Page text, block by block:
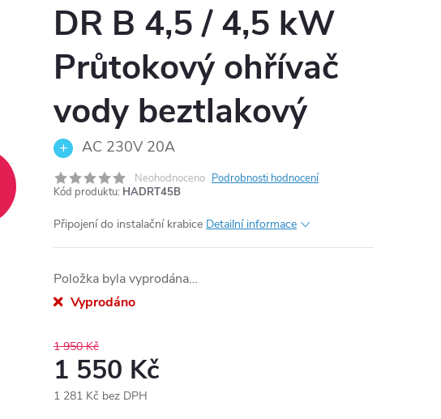
DR B 4,5 / 4,5 kW
Průtokový ohřívač
vody beztlakový
AC 230V 20A
Neohodnoceno Podrobnosti hodnocení
Kód produktu: HADRT45B
Připojení do instalační krabice Detailní informace
Položka byla vyprodána…
Vyprodáno
1 950 Kč
1 550 Kč
1 281 Kč bez DPH